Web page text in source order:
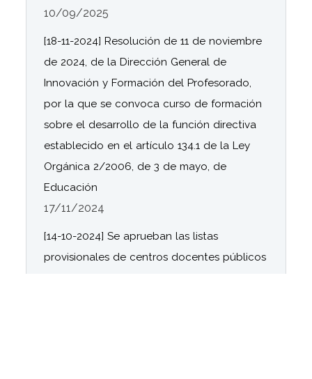
10/09/2025
[18-11-2024] Resolución de 11 de noviembre
de 2024, de la Dirección General de
Innovación y Formación del Profesorado,
por la que se convoca curso de formación
sobre el desarrollo de la función directiva
establecido en el artículo 134.1 de la Ley
Orgánica 2/2006, de 3 de mayo, de
Educación
17/11/2024
[14-10-2024] Se aprueban las listas
provisionales de centros docentes públicos